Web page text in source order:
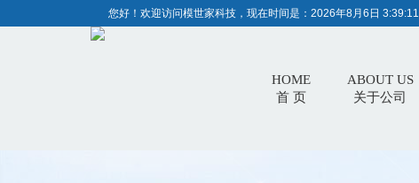
您好！欢迎访问模世家科技，现在时间是： 2026年8月6日 3:39:11
HOME
首 页
ABOUT US
关于公司